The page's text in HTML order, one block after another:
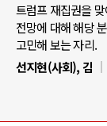
트럼프 재집권을
전망에 대해 해당
고민해 보는 자리.
선지현(사회), 김